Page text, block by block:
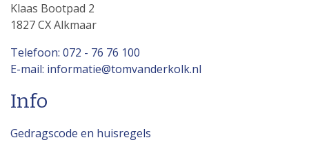
Klaas Bootpad 2
1827 CX Alkmaar
Telefoon: 072 - 76 76 100
E-mail: informatie@tomvanderkolk.nl
Info
Gedragscode en huisregels